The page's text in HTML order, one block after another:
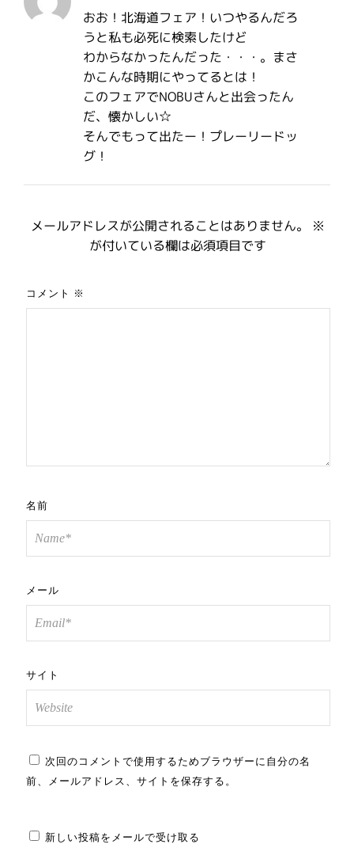
おお！北海道フェア！いつやるんだろ
うと私も必死に検索したけど
わからなかったんだった・・・。まさ
かこんな時期にやってるとは！
このフェアでNOBUさんと出会ったん
だ、懐かしい☆
そんでもって出たー！プレーリードッ
グ！
メールアドレスが公開されることはありません。
※
が付いている欄は必須項目です
コメント ※
名前
メール
サイト
次回のコメントで使用するためブラウザーに自分の名
前、メールアドレス、サイトを保存する。
新しい投稿をメールで受け取る